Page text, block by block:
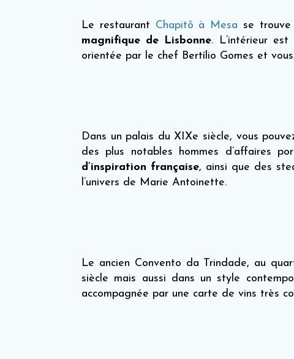
Le restaurant Chapitô à Mesa se
magnifique de Lisbonne. L’intérieur
orientée par le chef Bertílio Gomes et
Dans un palais du XIXe siècle, vous
des plus notables hommes d’affaires
d’inspiration française, ainsi que des
l’univers de Marie Antoinette.
Le ancien Convento da Trindade, au
siècle mais aussi dans un style
accompagnée par une carte de vins très